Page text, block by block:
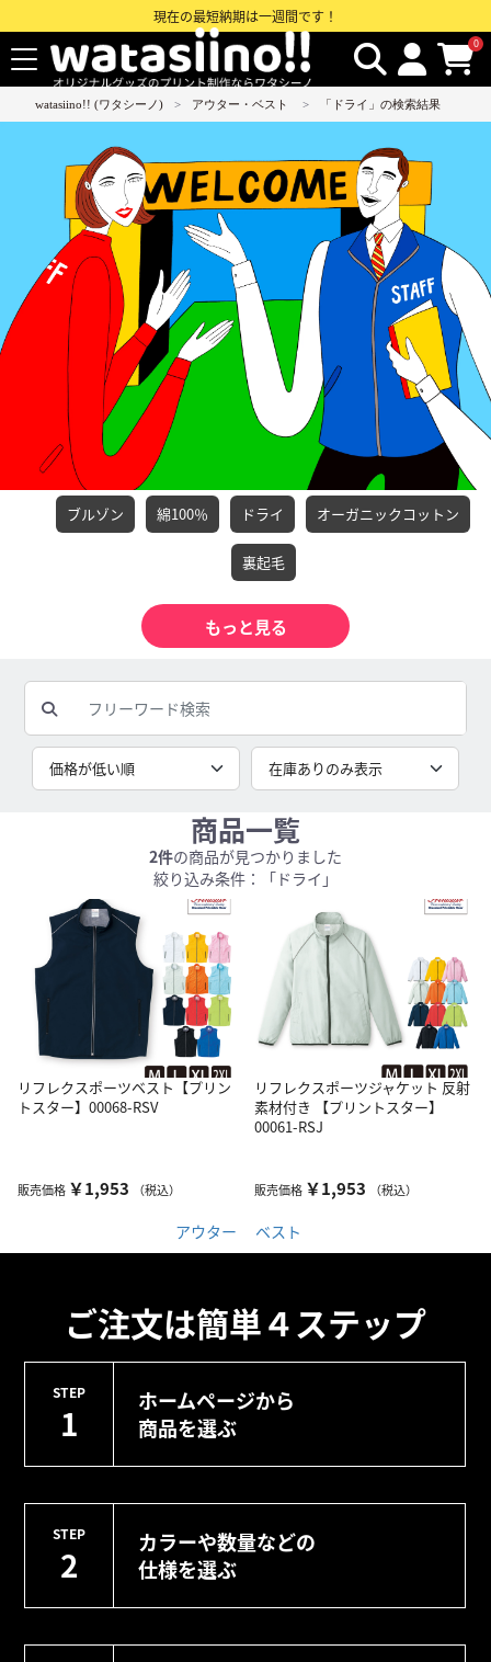
現在の最短納期は一週間です！
0
watasiino!! (ワタシーノ) アウター・ベスト 「ドライ」の検索結果
ブルゾン 綿100％ ドライ オーガニックコットン
裏起毛
商品一覧
2件の商品が見つかりました
絞り込み条件：「ドライ」
リフレクスポーツベスト【プリン
トスター】00068-RSV
販売価格 ￥1,953 （税込）
リフレクスポーツジャケット 反射
素材付き 【プリントスター】
00061-RSJ
販売価格 ￥1,953 （税込）
アウター ベスト
ご注文は簡単４ステップ
STEP
1
ホームページから
商品を選ぶ
STEP
2
カラーや数量などの
仕様を選ぶ